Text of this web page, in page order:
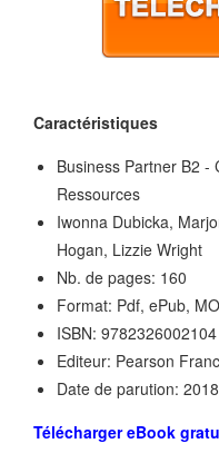
Caractéristiques
Business Partner B2 -
Ressources
Iwonna Dubicka,
Hogan, Lizzie Wright
Nb. de pages: 160
Format: Pdf, ePub,
ISBN: 9782326002104
Editeur: Pearson
Date de parution: 2018
Télécharger eBook